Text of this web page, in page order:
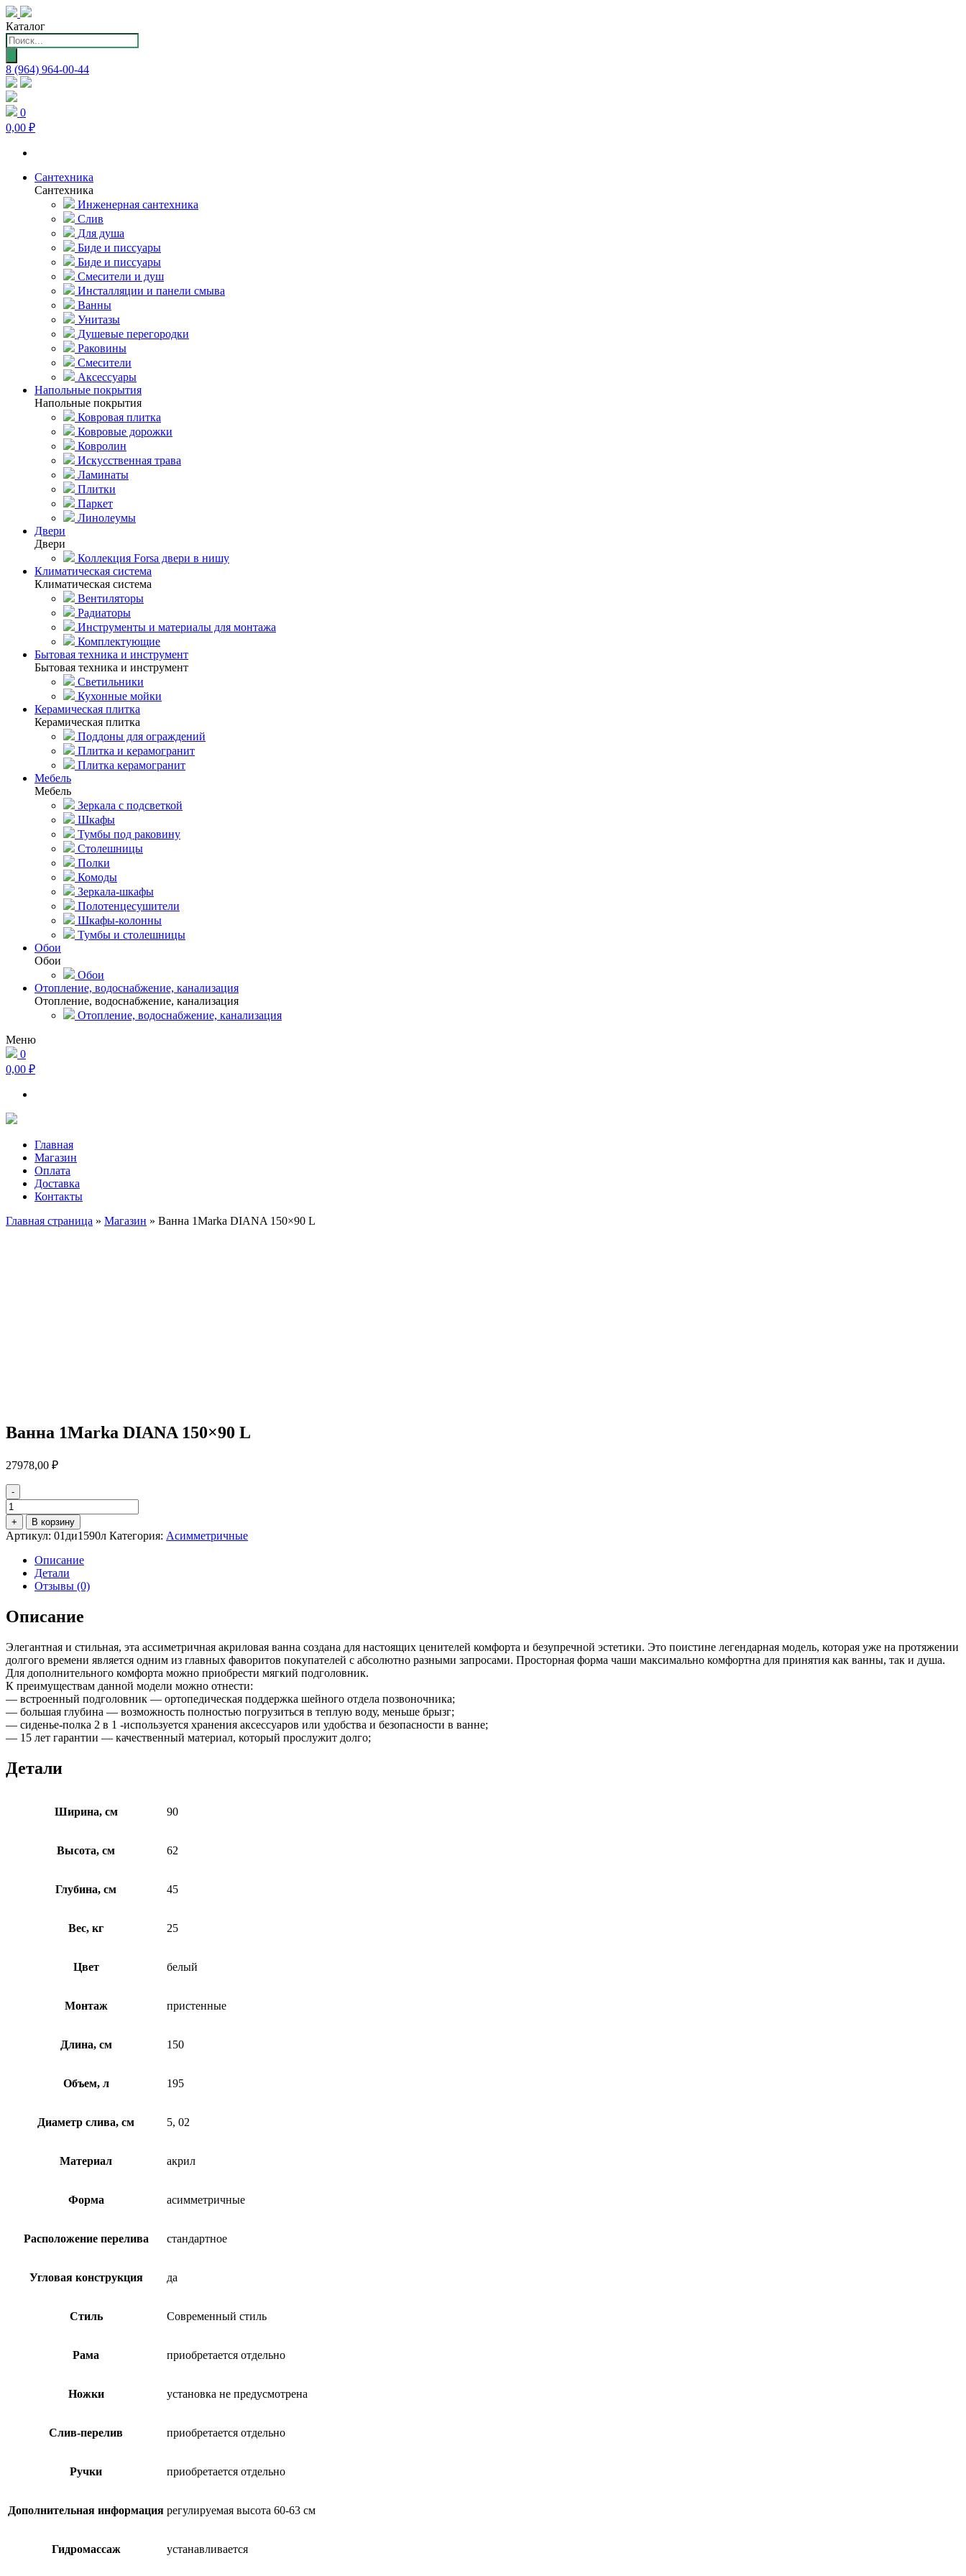
Каталог
Поиск
товаров
8 (964) 964-00-44
0
0,00 ₽
Сантехника
Сантехника
Инженерная сантехника
Слив
Для душа
Биде и писсуары
Биде и писсуары
Смесители и душ
Инсталляции и панели смыва
Ванны
Унитазы
Душевые перегородки
Раковины
Смесители
Аксессуары
Напольные покрытия
Напольные покрытия
Ковровая плитка
Ковровые дорожки
Ковролин
Искусственная трава
Ламинаты
Плитки
Паркет
Линолеумы
Двери
Двери
Коллекция Forsa двери в нишу
Климатическая система
Климатическая система
Вентиляторы
Радиаторы
Инструменты и материалы для монтажа
Комплектующие
Бытовая техника и инструмент
Бытовая техника и инструмент
Светильники
Кухонные мойки
Керамическая плитка
Керамическая плитка
Поддоны для ограждений
Плитка и керамогранит
Плитка керамогранит
Мебель
Мебель
Зеркала с подсветкой
Шкафы
Тумбы под раковину
Столешницы
Полки
Комоды
Зеркала-шкафы
Полотенцесушители
Шкафы-колонны
Тумбы и столешницы
Обои
Обои
Обои
Отопление, водоснабжение, канализация
Отопление, водоснабжение, канализация
Отопление, водоснабжение, канализация
Меню
0
0,00 ₽
Главная
Магазин
Оплата
Доставка
Контакты
Главная страница » Магазин » Ванна 1Marka DIANA 150×90 L
Ванна 1Marka DIANA 150×90 L
27978,00 ₽
-
Количество
товара
Ванна
1Marka
DIANA
150x90
+ В корзину
Артикул: 01ди1590л Категория: Асимметричные
Описание
Детали
Отзывы (0)
Описание
Элегантная и стильная, эта ассиметричная акриловая ванна создана для настоящих ценителей комфорта и безупречной эстетики. Это поистине легендарная модель, которая уже на протяжении
долгого времени является одним из главных фаворитов покупателей с абсолютно разными запросами. Просторная форма чаши максимально комфортна для принятия как ванны, так и душа.
Для дополнительного комфорта можно приобрести мягкий подголовник.
К преимуществам данной модели можно отнести:
— встроенный подголовник — ортопедическая поддержка шейного отдела позвоночника;
— большая глубина — возможность полностью погрузиться в теплую воду, меньше брызг;
— сиденье-полка 2 в 1 -используется хранения аксессуаров или удобства и безопасности в ванне;
— 15 лет гарантии — качественный материал, который прослужит долго;
Детали
Ширина, см 90
Высота, см 62
Глубина, см 45
Вес, кг 25
Цвет белый
Монтаж пристенные
Длина, см 150
Объем, л 195
Диаметр слива, см 5, 02
Материал акрил
Форма асимметричные
Расположение перелива стандартное
Угловая конструкция да
Стиль Современный стиль
Рама приобретается отдельно
Ножки установка не предусмотрена
Слив-перелив приобретается отдельно
Ручки приобретается отдельно
Дополнительная информация регулируемая высота 60-63 см
Гидромассаж устанавливается